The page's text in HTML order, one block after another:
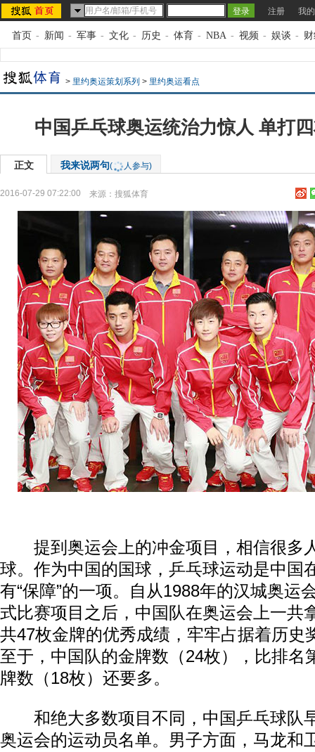
注册 我
首页 - 新闻 - 军事 - 文化 - 历史 - 体育 - NBA - 视频 - 娱谈 -
> 里约奥运策划系列 > 里约奥运看点
中国乒乓球奥运统治力惊人 单打
正文 我来说两句( 人参与)
2016-07-29 07:22:00 来源： 搜狐体育
提到奥运会上的冲金项目，相信很多
球。作为中国的国球，乒乓球运动是中国
有“保障”的一项。自从1988年的汉城奥运
式比赛项目之后，中国队在奥运会上一共
共47枚金牌的优秀成绩，牢牢占据着历史
至于，中国队的金牌数（24枚），比排名
牌数（18枚）还要多。
和绝大多数项目不同，中国乒乓球队
奥运会的运动员名单。男子方面，马龙和